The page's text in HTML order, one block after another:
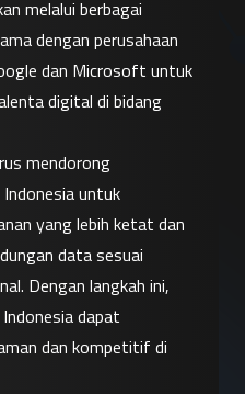
melalui berbagai
dengan perusahaan
dan Microsoft untuk
digital di bidang
mendorong
untuk
yang lebih ketat dan
data sesuai
Dengan langkah ini,
dapat
dan kompetitif di